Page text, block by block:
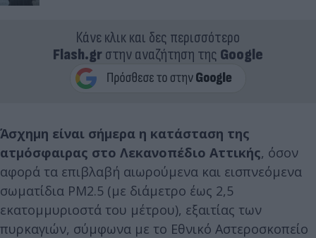
Κάνε κλικ και δες περισσότερο
Flash.grστην αναζήτηση της Google
Άσχημη είναι σήμερα η κατάσταση της
ατμόσφαιρας στο Λεκανοπέδιο Αττικής, όσον
αφορά τα επιβλαβή αιωρούμενα και εισπνεόμενα
σωματίδια PM2.5 (με διάμετρο έως 2,5
εκατομμυριοστά του μέτρου), εξαιτίας των
πυρκαγιών, σύμφωνα με το Εθνικό Αστεροσκοπείο